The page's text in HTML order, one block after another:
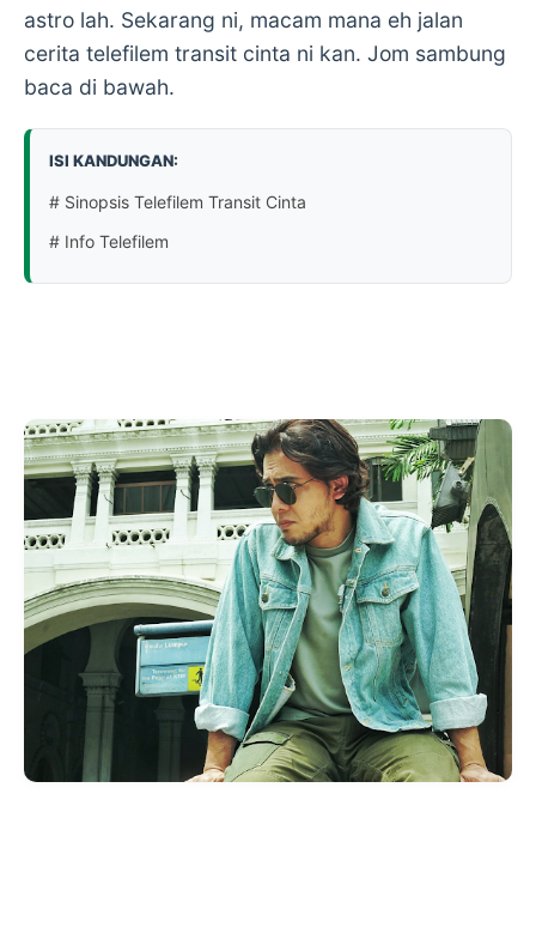
astro lah. Sekarang ni, macam mana eh jalan
cerita telefilem transit cinta ni kan. Jom sambung
baca di bawah.
ISI KANDUNGAN:
# Sinopsis Telefilem Transit Cinta
# Info Telefilem